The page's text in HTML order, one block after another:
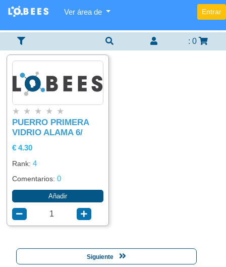
Ver área de Entrar
:0
Categorías
×
Alimentación
Lista
Items
×
Agregar
item
Buscador
×
★ ★ ★ ★ ★
PUERRO PRIMERA
VIDRIO ALAMA 6/
€ 4.30
Rank:4
Comentarios:0
Añadir
Siguiente